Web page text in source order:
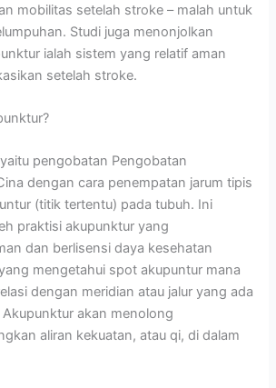
mobilitas setelah stroke – malah untuk
Studi juga menonjolkan
ialah sistem yang relatif aman
setelah stroke.
pengobatan Pengobatan
dengan cara penempatan jarum tipis
(titik tertentu) pada tubuh. Ini
praktisi akupunktur yang
dan berlisensi daya kesehatan
mengetahui spot akupuntur mana
dengan meridian atau jalur yang ada
akan menolong
aliran kekuatan, atau qi, di dalam